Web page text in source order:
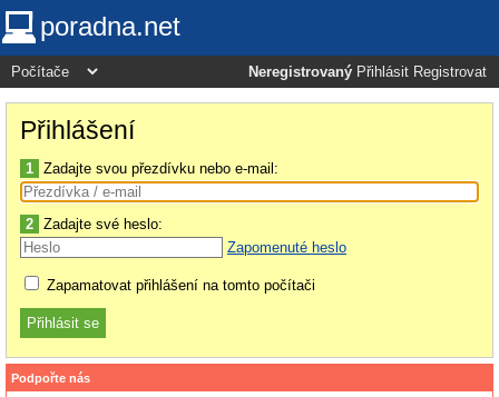
poradna.net
Neregistrovaný Přihlásit Registrovat
Přihlášení
1 Zadajte svou přezdívku nebo e-mail:
2 Zadajte své heslo:
Zapomenuté heslo
Zapamatovat přihlášení na tomto počítači
Podpořte nás